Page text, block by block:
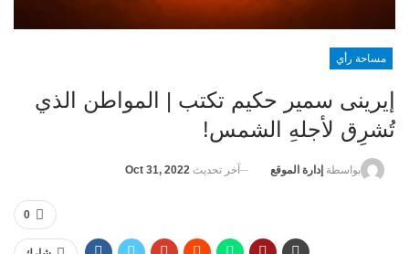
مساحة رأي
إيرينى سمير حكيم تكتب | المواطن الذي
تُشرِق لأجلهِ الشمس!
بواسطة إدارة الموقع آخر تحديث Oct 31, 2022
0